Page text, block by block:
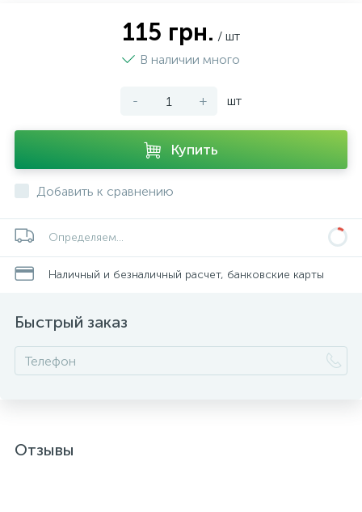
115 грн. / шт
В наличии много
- + шт
Купить
Добавить к сравнению
Определяем...
Наличный и безналичный расчет, банковские карты
Быстрый заказ
Отзывы